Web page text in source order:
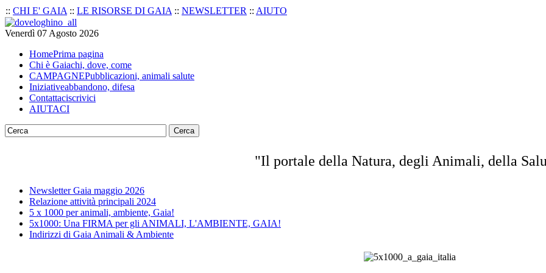
:: CHI E' GAIA :: LE RISORSE DI GAIA :: NEWSLETTER :: AIUTO
Venerdì 07 Agosto 2026
HomePrima pagina
Chi è Gaiachi, dove, come
CAMPAGNEPubblicazioni, animali salute
Iniziativeabbandono, difesa
Contattaciscrivici
AIUTACI
Cerca
"Il portale della Natura, degli Animali, della
Newsletter Gaia maggio 2026
Relazione attività principali 2024
5 x 1000 per animali, ambiente, Gaia!
5x1000: Una FIRMA per gli ANIMALI, L'AMBIENTE, GAIA!
Indirizzi di Gaia Animali & Ambiente